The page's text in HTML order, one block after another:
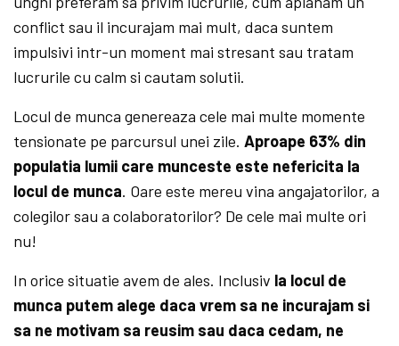
conflict sau il incurajam mai mult, daca suntem
impulsivi intr-un moment mai stresant sau tratam
lucrurile cu calm si cautam solutii.
Locul de munca genereaza cele mai multe momente
tensionate pe parcursul unei zile.Aproape 63% din
populatia lumii care munceste este nefericita la
locul de munca. Oare este mereu vina angajatorilor, a
colegilor sau a colaboratorilor? De cele mai multe ori
nu!
In orice situatie avem de ales. Inclusiv la locul de
munca putem alege daca vrem sa ne incurajam si
sa ne motivam sa reusim sau daca cedam, ne